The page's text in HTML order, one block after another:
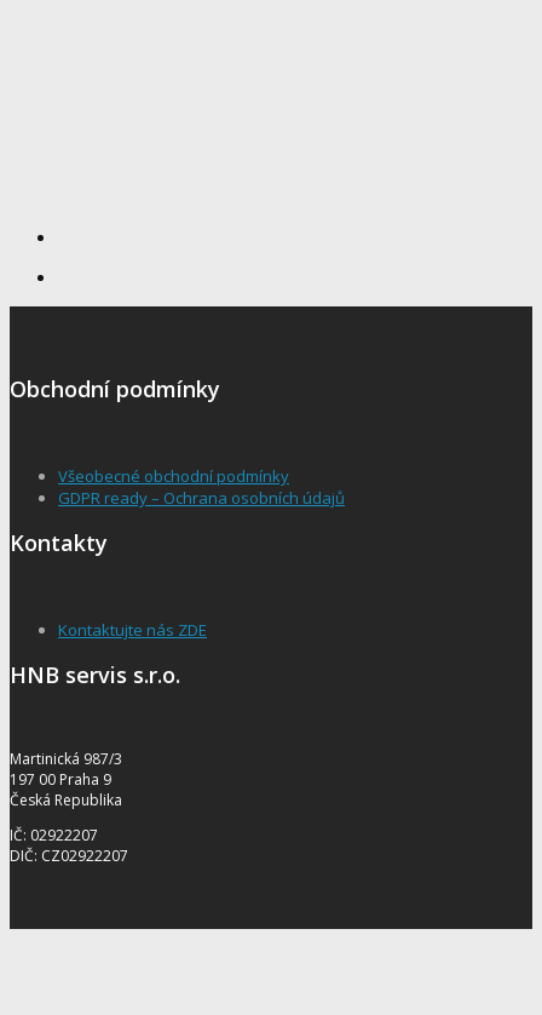
Obchodní podmínky
Všeobecné obchodní podmínky
GDPR ready – Ochrana osobních údajů
Kontakty
Kontaktujte nás ZDE
HNB servis s.r.o.
Martinická 987/3
197 00 Praha 9
Česká Republika
IČ: 02922207
DIČ: CZ02922207